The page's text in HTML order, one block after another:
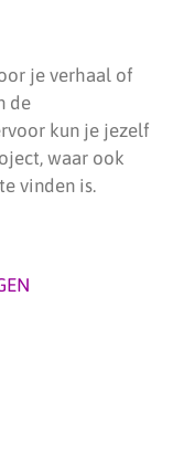
je verhaal of
de
kun je jezelf
waar ook
vinden is.